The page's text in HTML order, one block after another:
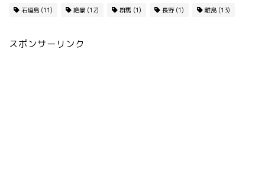
石垣島 (11) 絶景 (12) 群馬 (1) 長野 (1) 離島 (13)
スポンサーリンク